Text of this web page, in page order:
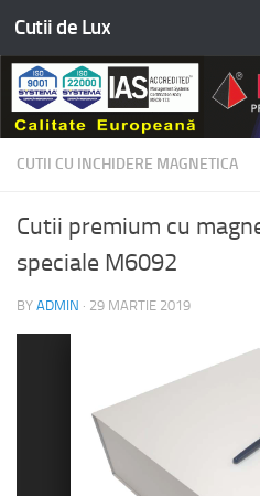
Skip to content
Cutii de Lux
CUTII CU INCHIDERE MAGNETICA
Cutii premium cu
speciale M6092
BY ADMIN · 29 MARTIE 2019